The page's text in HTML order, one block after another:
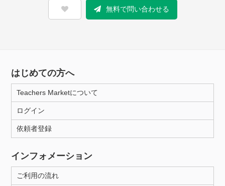
無料で問い合わせる
はじめての方へ
Teachers Marketについて
ログイン
依頼者登録
インフォメーション
ご利用の流れ